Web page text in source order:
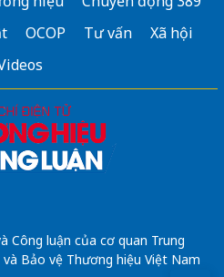
OCOP Tư vấn
Xã hội
Công luận của cơ quan Trung
Bảo vệ Thương hiệu Việt Nam